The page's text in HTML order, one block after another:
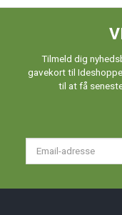
Tilmeld dig
gavekort til
til at få